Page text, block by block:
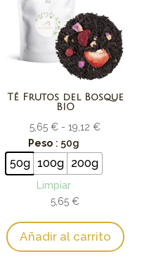
Té Frutos del Bosque
BIO
5,65€ - 19,12€Rango
desde
19,12 €
Peso : 50g
50g 100g 200g
Limpiar
5,65€
Añadir al carrito